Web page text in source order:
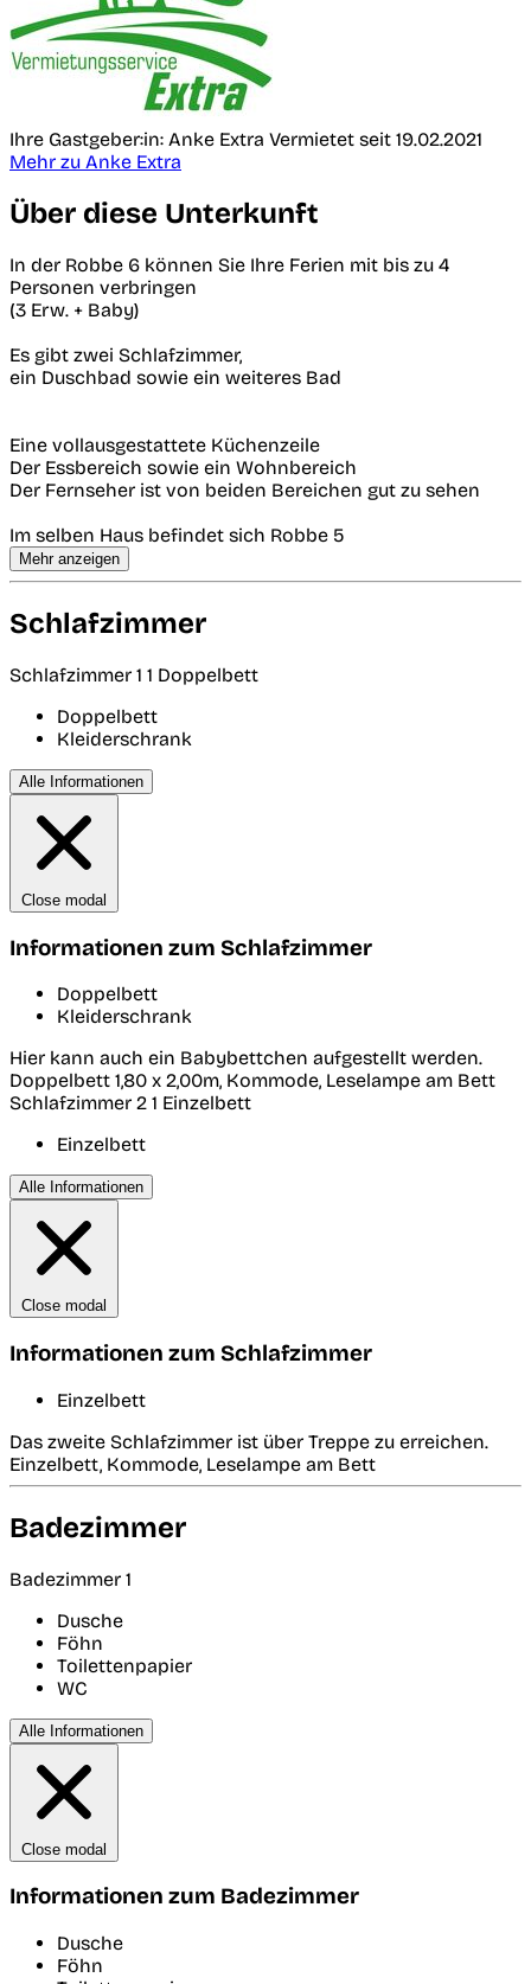
Ihre Gastgeber:in: Anke Extra Vermietet seit 19.02.2021
Mehr zu Anke Extra
Über diese Unterkunft
In der Robbe 6 können Sie Ihre Ferien mit bis zu 4
Personen verbringen
(3 Erw. + Baby)
Es gibt zwei Schlafzimmer,
ein Duschbad sowie ein weiteres Bad
Eine vollausgestattete Küchenzeile
Der Essbereich sowie ein Wohnbereich
Der Fernseher ist von beiden Bereichen gut zu sehen
Im selben Haus befindet sich Robbe 5
Mehr anzeigen
Schlafzimmer
Schlafzimmer 1 1 Doppelbett
Doppelbett
Kleiderschrank
Alle Informationen
Close modal
Informationen zum Schlafzimmer
Doppelbett
Kleiderschrank
Hier kann auch ein Babybettchen aufgestellt werden.
Doppelbett 1,80 x 2,00m, Kommode, Leselampe am Bett
Schlafzimmer 2 1 Einzelbett
Einzelbett
Alle Informationen
Close modal
Informationen zum Schlafzimmer
Einzelbett
Das zweite Schlafzimmer ist über Treppe zu erreichen.
Einzelbett, Kommode, Leselampe am Bett
Badezimmer
Badezimmer 1
Dusche
Föhn
Toilettenpapier
WC
Alle Informationen
Close modal
Informationen zum Badezimmer
Dusche
Föhn